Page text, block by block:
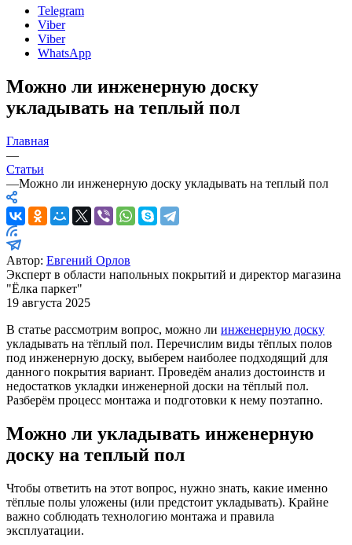
Telegram
Viber
Viber
WhatsApp
Можно ли инженерную доску
укладывать на теплый пол
Главная
—
Статьи
—Можно ли инженерную доску укладывать на теплый пол
Автор: Евгений Орлов
Эксперт в области напольных покрытий и директор магазина
"Ёлка паркет"
19 августа 2025
В статье рассмотрим вопрос, можно ли инженерную доску
укладывать на тёплый пол. Перечислим виды тёплых полов
под инженерную доску, выберем наиболее подходящий для
данного покрытия вариант. Проведём анализ достоинств и
недостатков укладки инженерной доски на тёплый пол.
Разберём процесс монтажа и подготовки к нему поэтапно.
Можно ли укладывать инженерную
доску на теплый пол
Чтобы ответить на этот вопрос, нужно знать, какие именно
тёплые полы уложены (или предстоит укладывать). Крайне
важно соблюдать технологию монтажа и правила
эксплуатации.